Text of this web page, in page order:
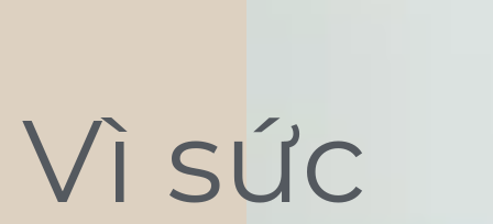
Vì sức